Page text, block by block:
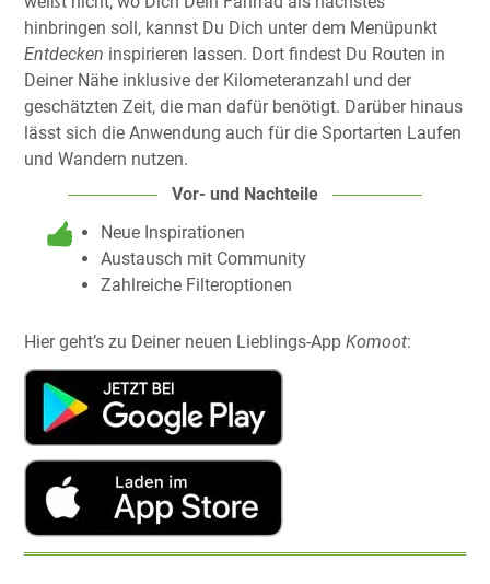
hinbringen soll, kannst Du Dich unter dem Menüpunkt
Entdecken inspirieren lassen. Dort findest Du Routen in
Deiner Nähe inklusive der Kilometeranzahl und der
geschätzten Zeit, die man dafür benötigt. Darüber hinaus
lässt sich die Anwendung auch für die Sportarten Laufen
und Wandern nutzen.
Vor- und Nachteile
Neue Inspirationen
Austausch mit Community
Zahlreiche Filteroptionen
Hier geht’s zu Deiner neuen Lieblings-App Komoot: